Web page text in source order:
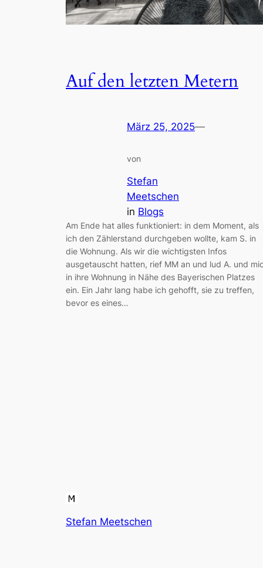
Auf den letzten Metern
März 25, 2025—
von
Stefan
Meetschen
in Blogs
Am Ende hat alles funktioniert: in dem Moment, als
ich den Zählerstand durchgeben wollte, kam S. in
die Wohnung. Als wir die wichtigsten Infos
ausgetauscht hatten, rief MM an und lud A. und
in ihre Wohnung in Nähe des Bayerischen Platzes
ein. Ein Jahr lang habe ich gehofft, sie zu treffen,
bevor es eines…
Stefan Meetschen